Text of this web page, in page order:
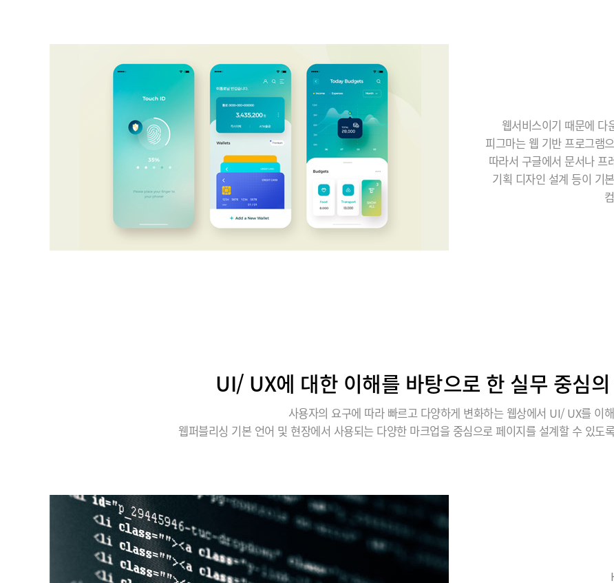
웹서비스이기 때문에 다
피그마는 웹 기반 프로그램
따라서 구글에서 문서나 프
기획 디자인 설계 등이 기
UI/ UX에 대한 이해를 바탕으로 한 실무 중심
사용자의 요구에 따라 빠르고 다양하게 변화하는 웹상에서 UI/ UX를 이
웹퍼블리싱 기본 언어 및 현장에서 사용되는 다양한 마크업을 중심으로 페이지를 설계할 수 있도